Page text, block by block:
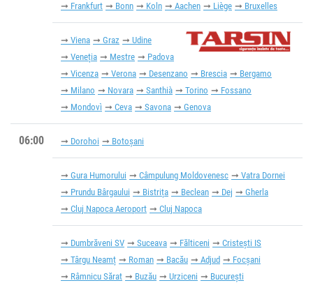
Frankfurt
Bonn Koln Aachen Liège Bruxelles
Viena Graz
Udine
Veneția
Mestre
Padova
Vicenza
Verona Desenzano Brescia
Bergamo
Milano
Novara Santhià Torino
Fossano
Mondovì
Ceva Savona Genova
06:00 Dorohoi Botoșani
Gura Humorului Câmpulung Moldovenesc
Vatra Dornei
Prundu Bârgaului
Bistrița Beclean Dej
Gherla
Cluj Napoca Aeroport
Cluj Napoca
Dumbrăveni SV Suceava Fălticeni
Cristești IS
Târgu Neamț
Roman Bacău Adjud
Focșani
Râmnicu Sărat
Buzău Urziceni
București